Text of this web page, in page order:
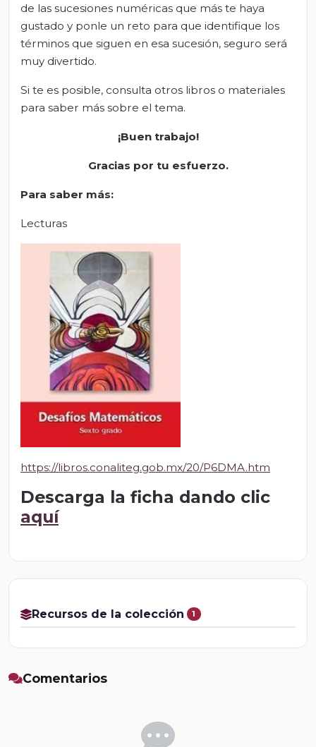
de las sucesiones numéricas que más te haya
gustado y ponle un reto para que identifique los
términos que siguen en esa sucesión, seguro será
muy divertido.
Si te es posible, consulta otros libros o materiales
para saber más sobre el tema.
¡Buen trabajo!
Gracias por tu esfuerzo.
Para saber más:
Lecturas
https://libros.conaliteg.gob.mx/20/P6DMA.htm
Descarga la ficha dando clic
aquí
Recursos de la colección 1
Comentarios